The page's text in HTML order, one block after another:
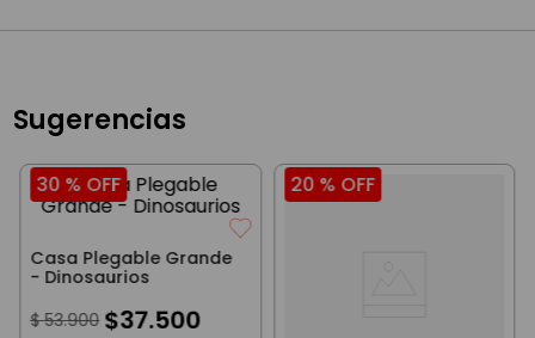
Sugerencias
30 % OFF
Casa Plegable Grande
- Dinosaurios
$ 53.900 $37.500
20 % OFF